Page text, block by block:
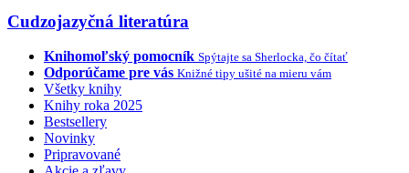
Cudzojazyčná literatúra
Knihomoľský pomocník Spýtajte sa Sherlocka, čo čítať
Odporúčame pre vás Knižné tipy ušité na mieru vám
Všetky knihy
Knihy roka 2025
Bestsellery
Novinky
Pripravované